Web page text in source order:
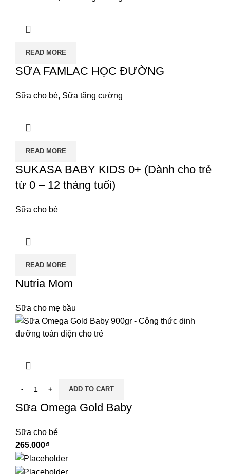
READ MORE
SỮA FAMLAC HỌC ĐƯỜNG
Sữa cho bé, Sữa tăng cường
READ MORE
SUKASA BABY KIDS 0+ (Dành cho trẻ
từ 0 – 12 tháng tuổi)
Sữa cho bé
READ MORE
Nutria Mom
Sữa cho mẹ bầu
ADD TO CART
Sữa Omega Gold Baby
Sữa cho bé
₫